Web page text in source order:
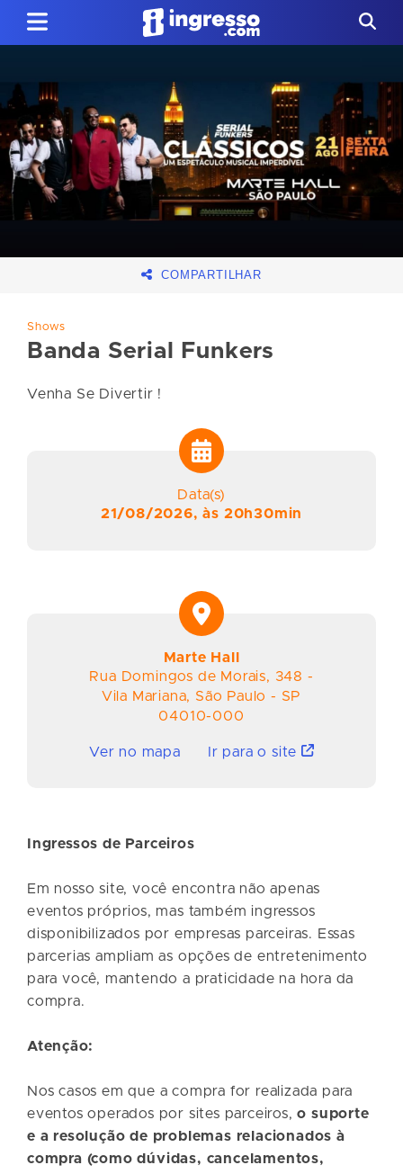
COMPARTILHAR
Shows
Banda Serial Funkers
Venha Se Divertir !
Data(s)
21/08/2026, às 20h30min
Marte Hall
Rua Domingos de Morais, 348 -
Vila Mariana, São Paulo - SP
04010-000
Ver no mapa Ir para o site
Ingressos de Parceiros
Em nosso site, você encontra não apenas
eventos próprios, mas também ingressos
disponibilizados por empresas parceiras. Essas
parcerias ampliam as opções de entretenimento
para você, mantendo a praticidade na hora da
compra.
Atenção:
Nos casos em que a compra for realizada para
eventos operados por sites parceiros,o suporte
e a resolução de problemas relacionados à
compra (como dúvidas, cancelamentos,